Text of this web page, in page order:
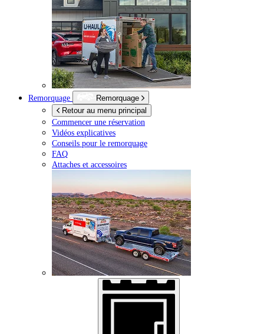
Remorquage
Remorquage
Retour au menu principal
Commencer une réservation
Vidéos explicatives
Conseils pour le remorquage
FAQ
Attaches et accessoires